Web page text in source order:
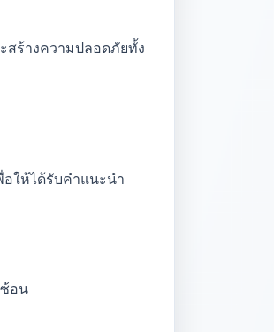
สร้างความปลอดภัยทั้ง
อให้ได้รับคำแนะนำ
อน